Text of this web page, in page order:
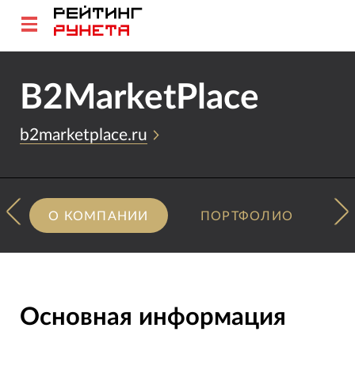
B2MarketPlace
b2marketplace.ru
О КОМПАНИИ ПОРТФОЛИО
Основная информация